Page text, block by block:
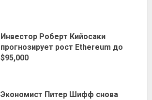
Инвестор Роберт Кийосаки
прогнозирует рост Ethereum до
$95,000
Экономист Питер Шифф снова